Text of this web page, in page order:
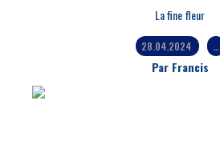
La fine fleur
28.04.2024
Par Francis